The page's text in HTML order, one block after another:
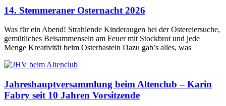
14. Stemmeraner Osternacht 2026
Was für ein Abend! Strahlende Kinderaugen bei der Ostereiersuche,
gemütliches Beisammensein am Feuer mit Stockbrot und jede
Menge Kreativität beim Osterbasteln Dazu gab’s alles, was
Jahreshauptversammlung beim Altenclub – Karin
Fabry seit 10 Jahren Vorsitzende